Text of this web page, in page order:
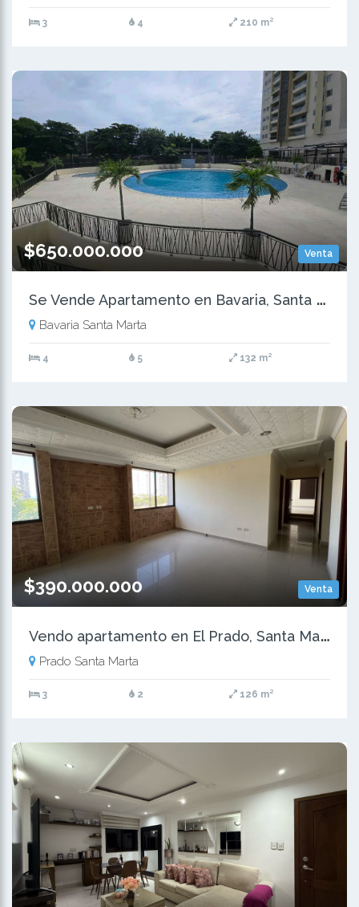
3 4 210 m²
Venta
$650.000.000
S
e Vende Apartamento en Bavaria, Santa Marta
Bavaria Santa Marta
4 5 132 m²
Venta
$390.000.000
V
endo apartamento en El Prado, Santa Marta
Prado Santa Marta
3 2 126 m²